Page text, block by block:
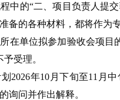
中的“二、项目负责人提
备的各种材料，都将作为
所在单位拟参加验收会项
受理。
划2026年10月下旬至11月
询问并作出解释。